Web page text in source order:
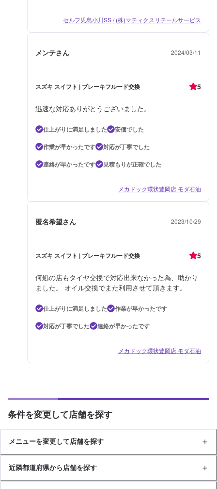
セルフ児島小川SS / (株)マティクスリテールサービス
メンテさん 2024/03/11
スズキ スイフト | ブレーキフルード交換 5
迅速な対応ありがとうございました。
仕上がりに満足しました
安価でした
作業が早かったです
対応が丁寧でした
連絡が早かったです
見積もりが正確でした
メカドック環状豊岡店 モダ石油
匿名希望さん 2023/10/29
スズキ スイフト | ブレーキフルード交換 5
何処の店もタイヤ交換で対応出来なかった為、助かり
ました。 オイル交換でまた利用させて頂きます。
仕上がりに満足しました
作業が早かったです
対応が丁寧でした
連絡が早かったです
メカドック環状豊岡店 モダ石油
条件を変更して店舗を探す
メニューを変更して店舗を探す
近隣都道府県から店舗を探す